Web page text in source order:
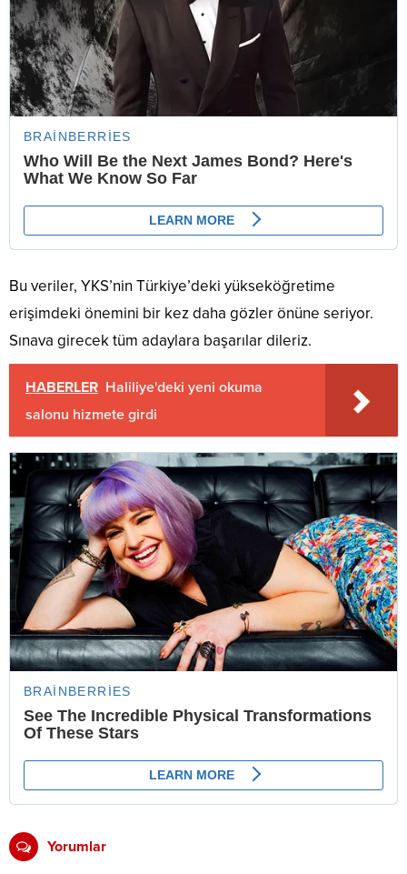
Bu veriler, YKS’nin Türkiye’deki yükseköğretime
erişimdeki önemini bir kez daha gözler önüne seriyor.
Sınava girecek tüm adaylara başarılar dileriz.
HABERLER Haliliye'deki yeni okuma
salonu hizmete girdi
Yorumlar